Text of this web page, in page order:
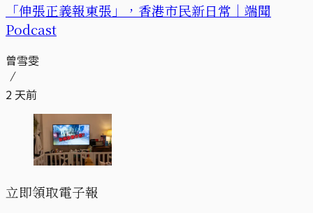
「伸張正義報東張」，香港市民新日常｜端聞
Podcast
曾雪雯
2 天前
立即領取電子報